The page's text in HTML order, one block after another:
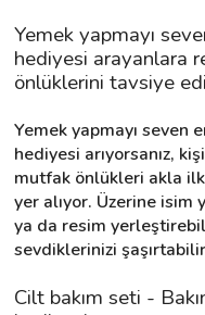
Yemek yapmayı
hediyesi arayanlara
önlüklerini tavsiye
Yemek yapmayı seven
hediyesi arıyorsanız,
mutfak önlükleri akla
yer alıyor. Üzerine isim
ya da resim
sevdiklerinizi
Cilt bakım seti -